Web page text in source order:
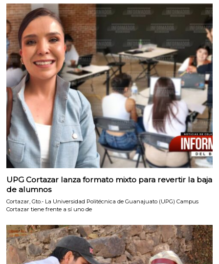
UPG Cortazar lanza formato mixto para revertir la baja
de alumnos
Cortazar, Gto.- La Universidad Politécnica de Guanajuato (UPG) Campus
Cortazar tiene frente a sí uno de